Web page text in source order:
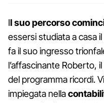
Il suo percorso
essersi studiata a casa
fa il suo ingresso
l’affascinante Roberto,
del programma ricordi.
impiegata nella